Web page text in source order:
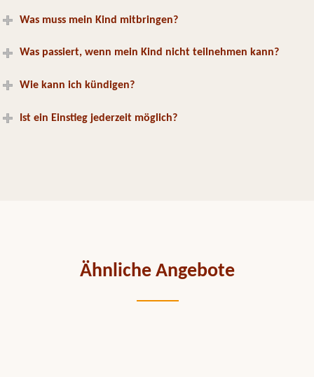
Was muss mein Kind mitbringen?
Was passiert, wenn mein Kind nicht teilnehmen kann?
Wie kann ich kündigen?
Ist ein Einstieg jederzeit möglich?
Ähnliche Angebote